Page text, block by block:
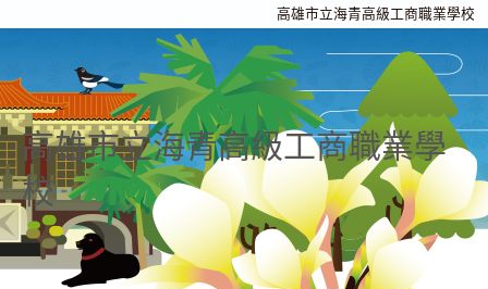
高雄市立海青高級工商職業學校
高雄市立海青高級工商職業學
校